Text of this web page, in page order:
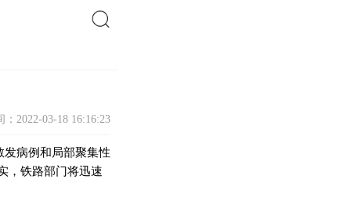
：2022-03-18 16:16:23
发病例和局部聚集性
，铁路部门将迅速